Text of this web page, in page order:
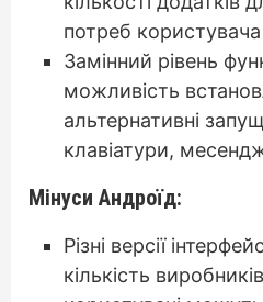
потреб користувача
Замінний рівень
можливість
альтернативні
клавіатури,
Мінуси Андроїд:
Різні версії
кількість